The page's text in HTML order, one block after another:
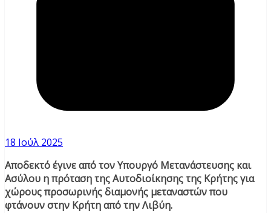
18 Ιούλ 2025
Αποδεκτό έγινε από τον Υπουργό Μετανάστευσης και
Ασύλου η πρόταση της Αυτοδιοίκησης της Κρήτης για
χώρους προσωρινής διαμονής μεταναστών που
φτάνουν στην Κρήτη από την Λιβύη.